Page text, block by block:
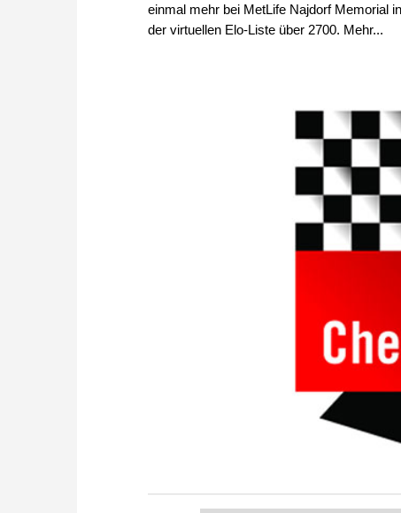
einmal mehr bei MetLife Najdorf Memorial
der virtuellen Elo-Liste über 2700. Mehr...